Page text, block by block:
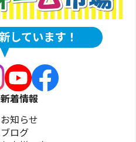
新着情報
お知らせ
ブログ